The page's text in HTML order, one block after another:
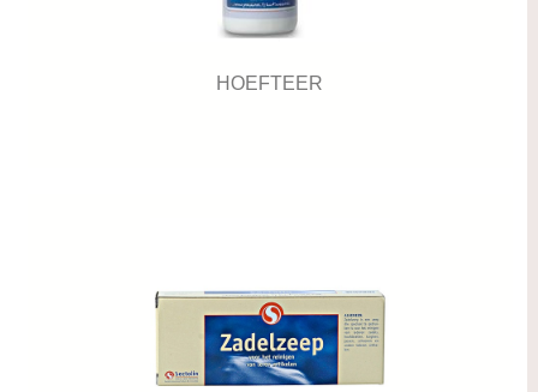
HOEFTEER